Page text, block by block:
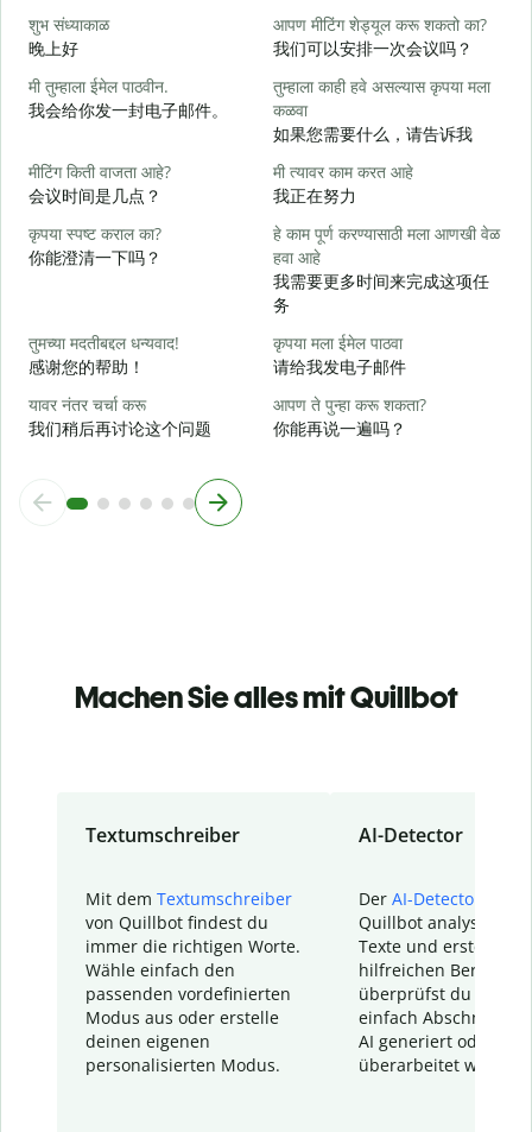
शुभ संध्याकाळ
晚上好
आपण मीटिंग शेड्यूल करू शकतो का?
我们可以安排一次会议吗？
मी तुम्हाला ईमेल पाठवीन.
我会给你发一封电子邮件。
तुम्हाला काही हवे असल्यास कृपया मला
कळवा
如果您需要什么，请告诉我
मीटिंग किती वाजता आहे?
会议时间是几点？
मी त्यावर काम करत आहे
我正在努力
कृपया स्पष्ट कराल का?
你能澄清一下吗？
हे काम पूर्ण करण्यासाठी मला आणखी वेळ
हवा आहे
我需要更多时间来完成这项任
务
तुमच्या मदतीबद्दल धन्यवाद!
感谢您的帮助！
कृपया मला ईमेल पाठवा
请给我发电子邮件
यावर नंतर चर्चा करू
我们稍后再讨论这个问题
आपण ते पुन्हा करू शकता?
你能再说一遍吗？
Machen Sie alles mit Quillbot
Textumschreiber
Mit dem Textumschreiber
von Quillbot findest du
immer die richtigen Worte.
Wähle einfach den
passenden vordefinierten
Modus aus oder erstelle
deinen eigenen
personalisierten Modus.
AI-Detector
Der AI-Detector
Quillbot analysiert
Texte und erstellt
hilfreichen Bericht.
überprüfst du
einfach Abschnitte,
AI generiert oder
überarbeitet wurden.